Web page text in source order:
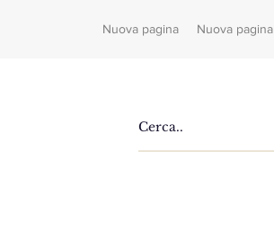
Nuova pagina Nuova pagina